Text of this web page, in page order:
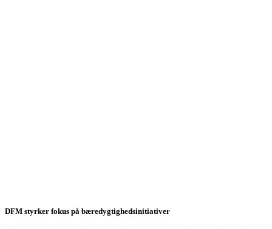
DFM styrker fokus på bæredygtighedsinitiativer